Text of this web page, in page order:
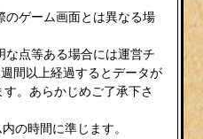
ゲーム画面とは異なる場
点等ある場合には運営チ
間以上経過するとデータが
。あらかじめご了承下さ
の時間に準じます。